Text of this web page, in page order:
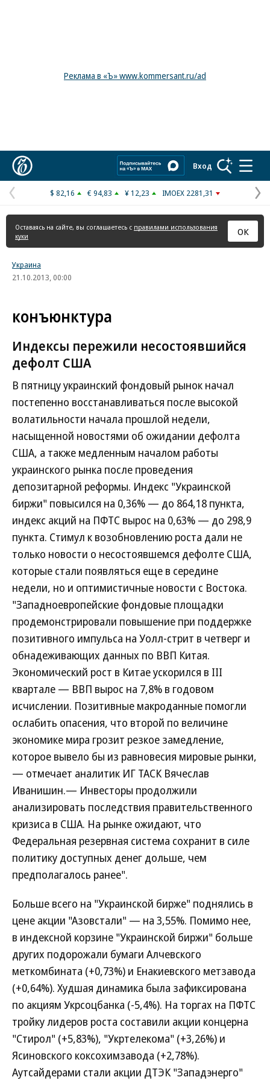
Реклама в «Ъ» www.kommersant.ru/ad
Вход
Предыдущая
страница
$ 82,16 € 94,83 ¥ 12,23 IMOEX 2281,31
Оставаясь на сайте, вы соглашаетесь с правилами использования
куки
ОК
Украина
21.10.2013, 00:00
конъюнктура
Индексы пережили несостоявшийся
дефолт США
В пятницу украинский фондовый рынок начал
постепенно восстанавливаться после высокой
волатильности начала прошлой недели,
насыщенной новостями об ожидании дефолта
США, а также медленным началом работы
украинского рынка после проведения
депозитарной реформы. Индекс "Украинской
биржи" повысился на 0,36% — до 864,18 пункта,
индекс акций на ПФТС вырос на 0,63% — до 298,9
пункта. Стимул к возобновлению роста дали не
только новости о несостоявшемся дефолте США,
которые стали появляться еще в середине
недели, но и оптимистичные новости с Востока.
"Западноевропейские фондовые площадки
продемонстрировали повышение при поддержке
позитивного импульса на Уолл-стрит в четверг и
обнадеживающих данных по ВВП Китая.
Экономический рост в Китае ускорился в III
квартале — ВВП вырос на 7,8% в годовом
исчислении. Позитивные макроданные помогли
ослабить опасения, что второй по величине
экономике мира грозит резкое замедление,
которое вывело бы из равновесия мировые рынки,
— отмечает аналитик ИГ ТАСК Вячеслав
Иванишин.— Инвесторы продолжили
анализировать последствия правительственного
кризиса в США. На рынке ожидают, что
Федеральная резервная система сохранит в силе
политику доступных денег дольше, чем
предполагалось ранее".
Больше всего на "Украинской бирже" поднялись в
цене акции "Азовстали" — на 3,55%. Помимо нее,
в индексной корзине "Украинской биржи" больше
других подорожали бумаги Алчевского
меткомбината (+0,73%) и Енакиевского метзавода
(+0,64%). Худшая динамика была зафиксирована
по акциям Укрсоцбанка (-5,4%). На торгах на ПФТС
тройку лидеров роста составили акции концерна
"Стирол" (+5,83%), "Укртелекома" (+3,26%) и
Ясиновского коксохимзавода (+2,78%).
Аутсайдерами стали акции ДТЭК "Западэнерго"